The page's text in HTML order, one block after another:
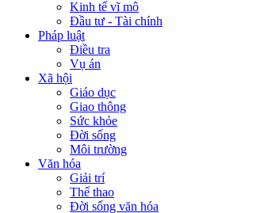
Kinh tế vĩ mô
Đầu tư - Tài chính
Pháp luật
Điều tra
Vụ án
Xã hội
Giáo dục
Giao thông
Sức khỏe
Đời sống
Môi trường
Văn hóa
Giải trí
Thể thao
Đời sống văn hóa